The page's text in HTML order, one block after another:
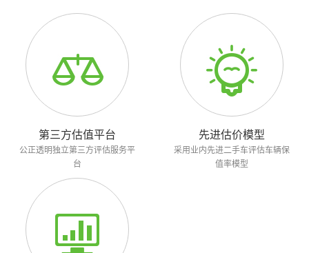
第三方估值平台
公正透明独立第三方评估服务平
台
先进估价模型
采用业内先进二手车评估车辆保
值率模型